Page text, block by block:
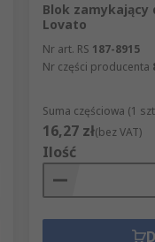
Blok zamykający
Lovato
Nr art. RS 187-8915
Nr części producenta
Suma częściowa (1
16,27 zł(bez VAT)
Ilość